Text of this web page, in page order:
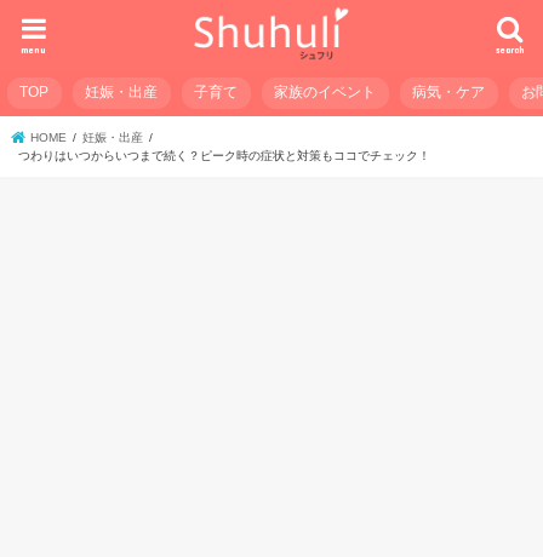
search
menu
TOP 妊娠・出産 子育て 家族のイベント 病気・ケア お
HOME
妊娠・出産
つわりはいつからいつまで続く？ピーク時の症状と対策もココでチェック！